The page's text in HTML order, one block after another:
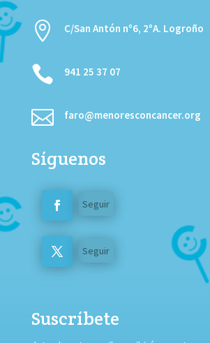
 C/San Antón nº6, 2ºA. Logroño
 941 25 37 07
 faro@menoresconcancer.org
Síguenos
Seguir
Seguir
Suscríbete